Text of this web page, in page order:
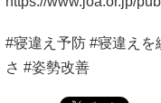
#寝違え予防 #寝違え
さ #姿勢改善